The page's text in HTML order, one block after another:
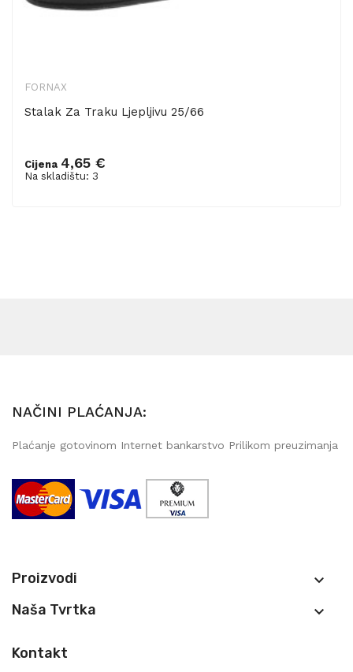
FORNAX
Stalak Za Traku Ljepljivu 25/66
Cijena 4,65 €
Na skladištu: 3
Dodaj u košaricu
NAČINI PLAĆANJA:
Plaćanje gotovinom Internet bankarstvo Prilikom preuzimanja
Proizvodi 
Naša Tvrtka 
Kontakt